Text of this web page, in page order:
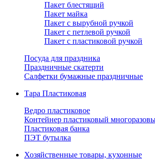
Пакет блестящий
Пакет майка
Пакет с вырубной ручкой
Пакет с петлевой ручкой
Пакет с пластиковой ручкой
Посуда для праздника
Праздничные скатерти
Салфетки бумажные праздничные
Тара Пластиковая
Ведро пластиковое
Контейнер пластиковый
Пластиковая банка
ПЭТ бутылка
Хозяйственные товары, кухонные